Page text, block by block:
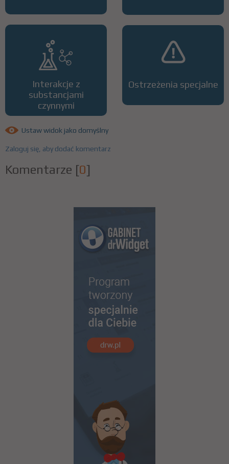
Interakcje z
substancjami
czynnymi
Ostrzeżenia specjalne
Ustaw widok jako domyślny
Zaloguj się, aby dodać komentarz
Komentarze [0]